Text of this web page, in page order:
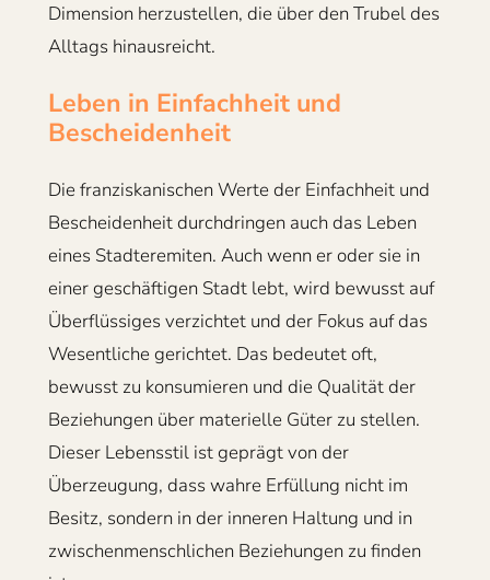
Dimension herzustellen, die über den Trubel des
Alltags hinausreicht.
Leben in Einfachheit und
Bescheidenheit
Die franziskanischen Werte der Einfachheit und
Bescheidenheit durchdringen auch das Leben
eines Stadteremiten. Auch wenn er oder sie in
einer geschäftigen Stadt lebt, wird bewusst auf
Überflüssiges verzichtet und der Fokus auf das
Wesentliche gerichtet. Das bedeutet oft,
bewusst zu konsumieren und die Qualität der
Beziehungen über materielle Güter zu stellen.
Dieser Lebensstil ist geprägt von der
Überzeugung, dass wahre Erfüllung nicht im
Besitz, sondern in der inneren Haltung und in
zwischenmenschlichen Beziehungen zu finden